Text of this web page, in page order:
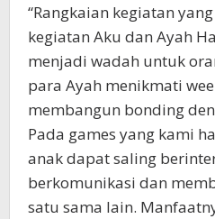
“Rangkaian kegiatan
kegiatan Aku dan Ayah
menjadi wadah untuk
para Ayah menikmati
membangun bonding
Pada games yang kami
anak dapat saling
berkomunikasi dan
satu sama lain.